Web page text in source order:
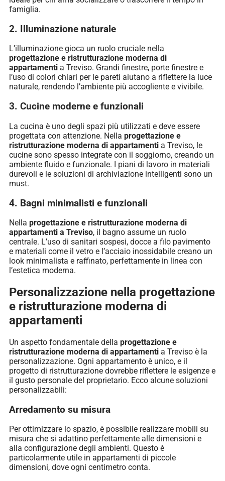
famiglia.
2. Illuminazione naturale
L’illuminazione gioca un ruolo cruciale nella
progettazione e ristrutturazione moderna di
appartamenti a Treviso. Grandi finestre, porte finestre e
l’uso di colori chiari per le pareti aiutano a riflettere la luce
naturale, rendendo l’ambiente più accogliente e vivibile.
3. Cucine moderne e funzionali
La cucina è uno degli spazi più utilizzati e deve essere
progettata con attenzione. Nella progettazione e
ristrutturazione moderna di appartamenti a Treviso, le
cucine sono spesso integrate con il soggiorno, creando un
ambiente fluido e funzionale. I piani di lavoro in materiali
durevoli e le soluzioni di archiviazione intelligenti sono un
must.
4. Bagni minimalisti e funzionali
Nella progettazione e ristrutturazione moderna di
appartamenti a Treviso, il bagno assume un ruolo
centrale. L’uso di sanitari sospesi, docce a filo pavimento
e materiali come il vetro e l’acciaio inossidabile creano un
look minimalista e raffinato, perfettamente in linea con
l’estetica moderna.
Personalizzazione nella progettazione
e ristrutturazione moderna di
appartamenti
Un aspetto fondamentale della progettazione e
ristrutturazione moderna di appartamenti a Treviso è la
personalizzazione. Ogni appartamento è unico, e il
progetto di ristrutturazione dovrebbe riflettere le esigenze e
il gusto personale del proprietario. Ecco alcune soluzioni
personalizzabili:
Arredamento su misura
Per ottimizzare lo spazio, è possibile realizzare mobili su
misura che si adattino perfettamente alle dimensioni e
alla configurazione degli ambienti. Questo è
particolarmente utile in appartamenti di piccole
dimensioni, dove ogni centimetro conta.